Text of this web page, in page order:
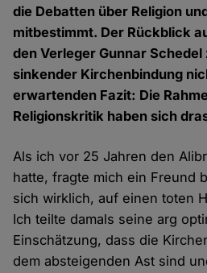
die Debatten über Religion
mitbestimmt. Der Rückblick
den Verleger Gunnar
sinkender Kirchenbindung
erwartenden Fazit: Die
Religionskritik haben sich
Als ich vor 25 Jahren den
hatte, fragte mich ein Freund
sich wirklich, auf einen toten
Ich teilte damals seine arg
Einschätzung, dass die
dem absteigenden Ast sind